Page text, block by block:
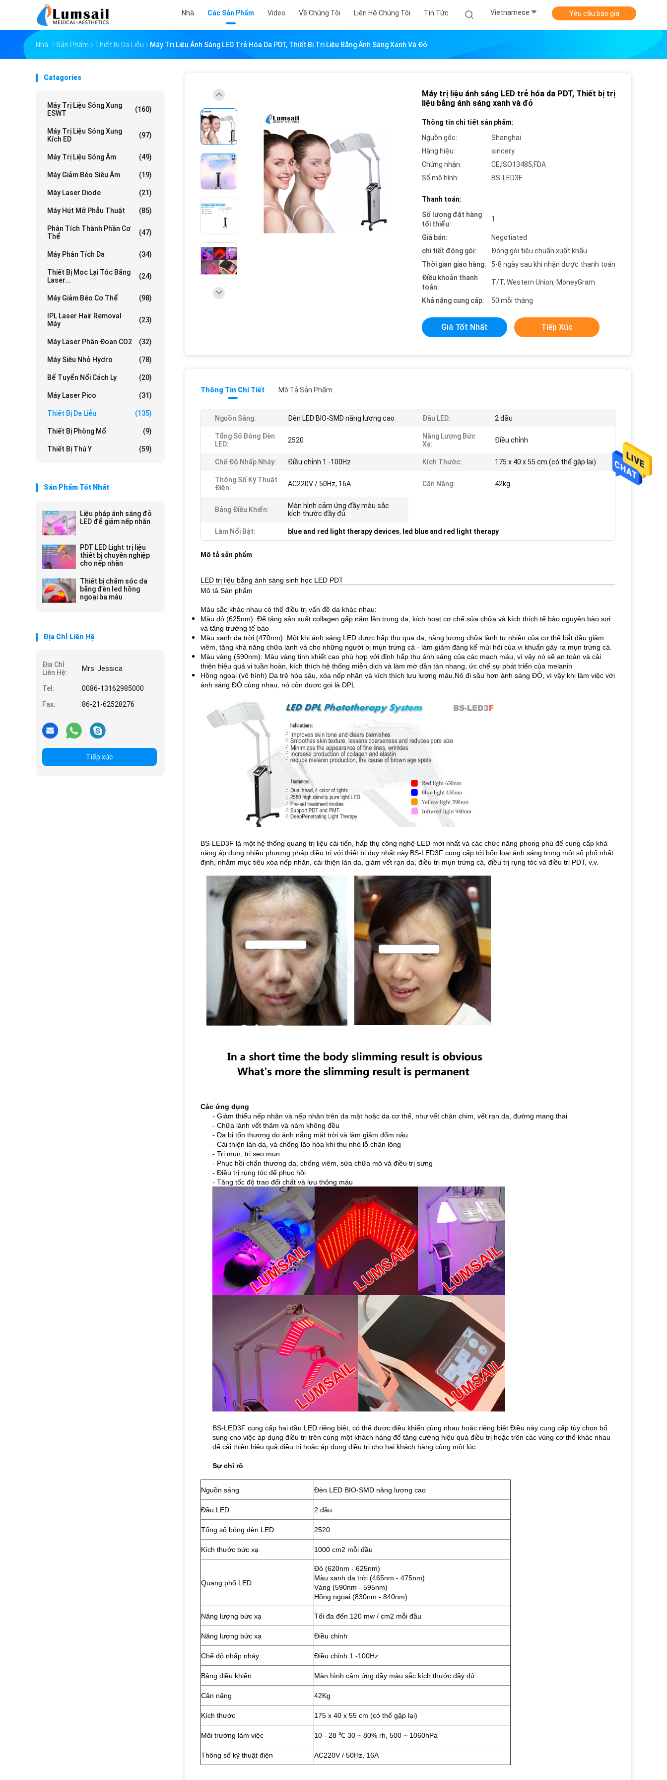
Nhà Các Sản Phẩm Video Về Chúng Tôi Liên Hệ Chúng Tôi Tin Tức Vietnamese Yêu cầu báo giá
Nhà Sản Phẩm Thiết Bị Da Liễu Máy Trị Liệu Ánh Sáng LED Trẻ Hóa Da PDT, Thiết Bị Trị Liệu Bằng Ánh Sáng Xanh Và Đỏ
Catagories
Máy Trị Liệu Sóng Xung
ESWT
(160)
Máy Trị Liệu Sóng Xung
Kích ED
(97)
Máy Trị Liệu Sóng Âm (49)
Máy Giảm Béo Siêu Âm (19)
Máy Laser Diode (21)
Máy Hút Mỡ Phẫu Thuật (85)
Phân Tích Thành Phần Cơ
Thể
(47)
Máy Phân Tích Da (34)
Thiết Bị Mọc Lại Tóc Bằng
Laser...
(24)
Máy Giảm Béo Cơ Thể (98)
IPL Laser Hair Removal
Máy
(23)
Máy Laser Phân Đoạn CO2 (32)
Máy Siêu Nhỏ Hydro (78)
Bể Tuyển Nổi Cách Ly (20)
Máy Laser Pico (31)
Thiết Bị Da Liễu (135)
Thiết Bị Phòng Mổ (9)
Thiết Bị Thú Y (59)
Sản Phẩm Tốt Nhất
Liệu pháp ánh sáng đỏ
LED để giảm nếp nhăn
PDT LED Light trị liệu
thiết bị chuyên nghiệp
cho nếp nhăn
Thiết bị chăm sóc da
bằng đèn led hồng
ngoại ba màu
Địa Chỉ Liên Hệ
Địa Chỉ
Liên Hệ:
Mrs. Jessica
Tel:
0086-13162985000
Fax:
86-21-62528276
Tiếp xúc
Máy trị liệu ánh sáng LED trẻ hóa da PDT, Thiết bị trị
liệu bằng ánh sáng xanh và đỏ
Thông tin chi tiết sản phẩm:
Nguồn gốc:
Shanghai
Hàng hiệu:
sincery
Chứng nhận:
CE,ISO13485,FDA
Số mô hình:
BS-LED3F
Thanh toán:
Số lượng đặt hàng
tối thiểu:
1
Giá bán:
Negotiated
chi tiết đóng gói:
Đóng gói tiêu chuẩn xuất khẩu
Thời gian giao hàng:
5-8 ngày sau khi nhận được thanh toán
Điều khoản thanh
toán:
T/T, Western Union, MoneyGram
Khả năng cung cấp: 50 mỗi tháng
Giá Tốt Nhất Tiếp Xúc
Thông Tin Chi Tiết Mô Tả Sản Phẩm
Nguồn Sáng: Đèn LED BIO-SMD năng lượng cao Đầu LED: 2 đầu
Tổng Số Bóng Đèn
LED:
2520
Năng Lượng Bức
Xạ:
Điều chỉnh
Chế Độ Nhấp Nháy: Điều chỉnh 1 -100Hz Kích Thước: 175 x 40 x 55 cm (có thể gập lại)
Thông Số Kỹ Thuật
Điện:
AC220V / 50Hz, 16A Cân Nặng: 42kg
Bảng Điều Khiển:
Màn hình cảm ứng đầy màu sắc
kích thước đầy đủ
Làm Nổi Bật: blue and red light therapy devices, led blue and red light therapy
Mô tả sản phẩm
LED trị liệu bằng ánh sáng sinh học LED PDT
Mô tả Sản phẩm
Màu sắc khác nhau có thể điều trị vấn đề da khác nhau:
Màu đỏ (625nm): Để tăng sản xuất collagen gấp năm lần trong da, kích hoạt cơ chế sửa chữa và kích thích tế bào nguyên bào sợi
và tăng trưởng tế bào
Màu xanh da trời (470nm): Một khi ánh sáng LED được hấp thụ qua da, năng lượng chữa lành tự nhiên của cơ thể bắt đầu giảm
viêm, tăng khả năng chữa lành và cho những người bị mụn trứng cá - làm giảm đáng kể mùi hôi của vi khuẩn gây ra mụn trứng cá.
Màu vàng (590nm): Màu vàng tinh khiết cao phù hợp với đỉnh hấp thụ ánh sáng của các mạch máu, vì vậy nó sẽ an toàn và cải
thiện hiệu quả vi tuần hoàn, kích thích hệ thống miễn dịch và làm mờ dần tàn nhang, ức chế sự phát triển của melanin
Hồng ngoại (vô hình) Da trẻ hóa sâu, xóa nếp nhăn và kích thích lưu lượng máu.Nó đi sâu hơn ánh sáng ĐỎ, vì vậy khi làm việc với
ánh sáng ĐỎ cùng nhau, nó còn được gọi là DPL
BS-LED3F là một hệ thống quang trị liệu cải tiến, hấp thụ công nghệ LED mới nhất và các chức năng phong phú để cung cấp khả
năng áp dụng nhiều phương pháp điều trị với thiết bị duy nhất này.BS-LED3F cung cấp tới bốn loại ánh sáng trong một số phổ nhất
định, nhắm mục tiêu xóa nếp nhăn, cải thiện làn da, giảm vết rạn da, điều trị mụn trứng cá, điều trị rụng tóc và điều trị PDT, v.v.
Các ứng dụng
- Giảm thiểu nếp nhăn và nếp nhăn trên da mặt hoặc da cơ thể, như vết chân chim, vết rạn da, đường mang thai
- Chữa lành vết thâm và nám không đều
- Da bị tổn thương do ánh nắng mặt trời và làm giảm đốm nâu
- Cải thiện làn da, và chống lão hóa khi thu nhỏ lỗ chân lông
- Trị mụn, trị sẹo mụn
- Phục hồi chấn thương da, chống viêm, sửa chữa mô và điều trị sưng
- Điều trị rụng tóc để phục hồi
- Tăng tốc độ trao đổi chất và lưu thông máu
BS-LED3F cung cấp hai đầu LED riêng biệt, có thể được điều khiển cùng nhau hoặc riêng biệt.Điều này cung cấp tùy chọn bổ
sung cho việc áp dụng điều trị trên cùng một khách hàng để tăng cường hiệu quả điều trị hoặc trên các vùng cơ thể khác nhau
để cải thiện hiệu quả điều trị hoặc áp dụng điều trị cho hai khách hàng cùng một lúc.
Sự chỉ rõ
Nguồn sáng Đèn LED BIO-SMD năng lượng cao
Đầu LED 2 đầu
Tổng số bóng đèn LED 2520
Kích thước bức xạ 1000 cm2 mỗi đầu
Quang phổ LED
Đỏ (620nm - 625nm)
Màu xanh da trời (465nm - 475nm)
Vàng (590nm - 595nm)
Hồng ngoại (830nm - 840nm)
Năng lượng bức xạ Tối đa đến 120 mw / cm2 mỗi đầu
Năng lượng bức xạ Điều chỉnh
Chế độ nhấp nháy Điều chỉnh 1 -100Hz
Bảng điều khiển Màn hình cảm ứng đầy màu sắc kích thước đầy đủ
Cân nặng 42Kg
Kích thước 175 x 40 x 55 cm (có thể gập lại)
Môi trường làm việc 10 - 28 ℃ 30 ~ 80% rh, 500 ~ 1060hPa
Thông số kỹ thuật điện AC220V / 50Hz, 16A